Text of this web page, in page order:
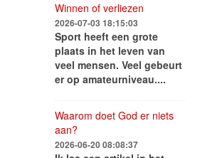
Winnen of verliezen
2026-07-03 18:15:03
Sport heeft een grote
plaats in het leven van
veel mensen. Veel gebeurt
er op amateurniveau....
Waarom doet God er niets
aan?
2026-06-20 08:08:37